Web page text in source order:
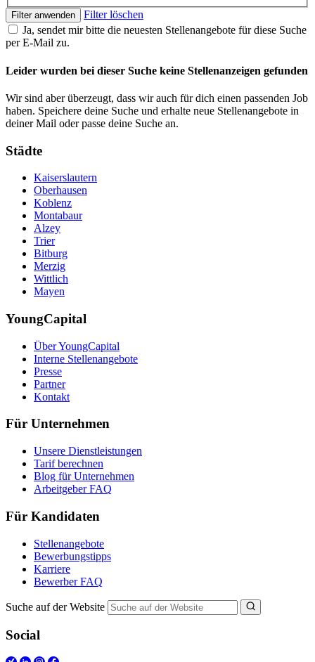
Filter anwenden
Filter löschen
Ja, sendet mir bitte die neuesten Stellenangebote für diese Suche
per E-Mail zu.
Leider wurden bei dieser Suche keine Stellenanzeigen gefunden
Wir sind aber überzeugt, dass wir auch für dich einen passenden Job
haben. Speichere deine Suche und erhalte neue Stellenangebote in
deiner Mail oder passe deine Suche an.
Städte
Kaiserslautern
Oberhausen
Koblenz
Montabaur
Alzey
Trier
Bitburg
Merzig
Wittlich
Mayen
YoungCapital
Über YoungCapital
Interne Stellenangebote
Presse
Partner
Kontakt
Für Unternehmen
Unsere Dienstleistungen
Tarif berechnen
Blog für Unternehmen
Arbeitgeber FAQ
Für Kandidaten
Stellenangebote
Bewerbungstipps
Karriere
Bewerber FAQ
Suche auf der Website
Social